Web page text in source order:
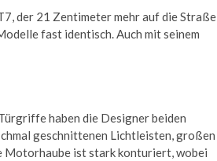
der 21 Zentimeter mehr auf die Straße
fast identisch. Auch mit seinem
haben die Designer beiden
geschnittenen Lichtleisten, großen
Motorhaube ist stark konturiert, wobei